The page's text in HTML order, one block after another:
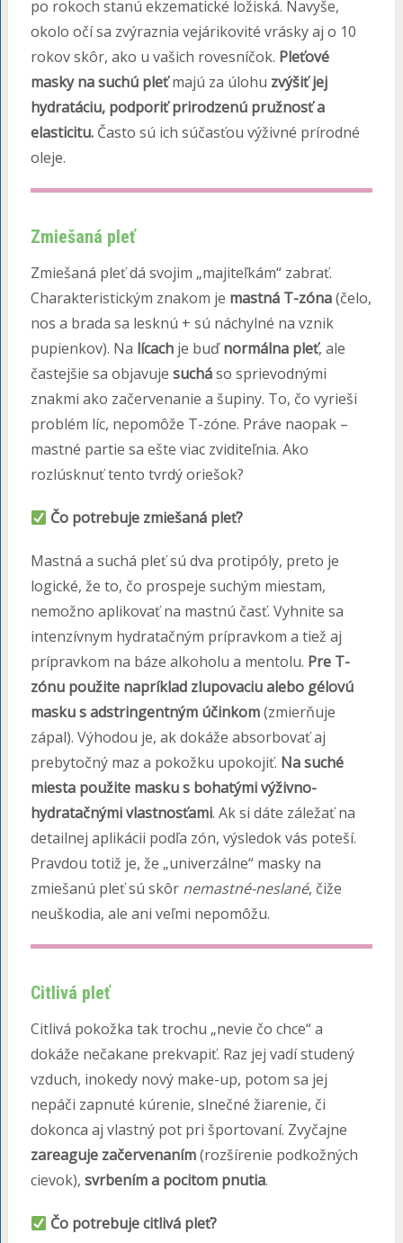
po rokoch stanú ekzematické ložiská. Navyše,
okolo očí sa zvýraznia vejárikovité vrásky aj o 10
rokov skôr, ako u vašich rovesníčok. Pleťové
masky na suchú pleťmajú za úlohu zvýšiť jej
hydratáciu, podporiť prirodzenú pružnosť a
elasticitu.Často sú ich súčasťou výživné prírodné
oleje.
Zmiešaná pleť
Zmiešaná pleť dá svojim „majiteľkám“ zabrať.
Charakteristickým znakom je mastná T-zóna(čelo,
nos a brada sa lesknú + sú náchylné na vznik
pupienkov). Na lícachje buďnormálna pleť, ale
častejšie sa objavuje sucháso sprievodnými
znakmi ako začervenanie a šupiny. To, čo vyrieši
problém líc, nepomôže T-zóne. Práve naopak –
mastné partie sa ešte viac zviditeľnia. Ako
rozlúsknuť tento tvrdý oriešok?
Čo potrebuje zmiešaná pleť?
Mastná a suchá pleť sú dva protipóly, preto je
logické, že to, čo prospeje suchým miestam,
nemožno aplikovať na mastnú časť. Vyhnite sa
intenzívnym hydratačným prípravkom a tiež aj
prípravkom na báze alkoholu a mentolu. Pre T-
zónu použite napríklad zlupovaciu alebo gélovú
masku s adstringentným účinkom(zmierňuje
zápal). Výhodou je, ak dokáže absorbovať aj
prebytočný maz a pokožku upokojiť. Na suché
miesta použite masku s bohatými výživno-
hydratačnými vlastnosťami. Ak si dáte záležať na
detailnej aplikácii podľa zón, výsledok vás poteší.
Pravdou totiž je, že „univerzálne“ masky na
zmiešanú pleť sú skôr nemastné-neslané, čiže
neuškodia, ale ani veľmi nepomôžu.
Citlivá pleť
Citlivá pokožka tak trochu „nevie čo chce“ a
dokáže nečakane prekvapiť. Raz jej vadí studený
vzduch, inokedy nový make-up, potom sa jej
nepáči zapnuté kúrenie, slnečné žiarenie, či
dokonca aj vlastný pot pri športovaní. Zvyčajne
zareaguje začervenaním(rozšírenie podkožných
cievok), svrbením a pocitom pnutia.
Čo potrebuje citlivá pleť?